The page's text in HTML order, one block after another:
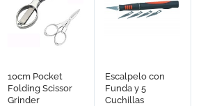
10cm Pocket
Folding Scissor
Grinder
Escalpelo con
Funda y 5
Cuchillas